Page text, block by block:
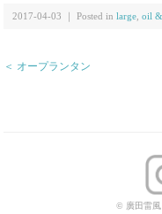
2017-04-03 ｜ Posted inlarge ,oil
＜ オープランタン
© 廣田雷風